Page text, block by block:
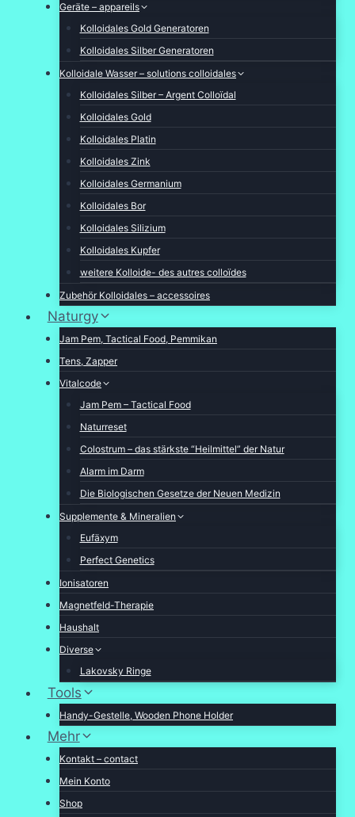
Geräte – appareils
Kolloidales Gold Generatoren
Kolloidales Silber Generatoren
Kolloidale Wasser – solutions colloidales
Kolloidales Silber – Argent Colloïdal
Kolloidales Gold
Kolloidales Platin
Kolloidales Zink
Kolloidales Germanium
Kolloidales Bor
Kolloidales Silizium
Kolloidales Kupfer
weitere Kolloide- des autres colloïdes
Zubehör Kolloidales – accessoires
Naturgy
Jam Pem, Tactical Food, Pemmikan
Tens, Zapper
Vitalcode
Jam Pem – Tactical Food
Naturreset
Colostrum – das stärkste “Heilmittel” der Natur
Alarm im Darm
Die Biologischen Gesetze der Neuen Medizin
Supplemente & Mineralien
Eufäxym
Perfect Genetics
Ionisatoren
Magnetfeld-Therapie
Haushalt
Diverse
Lakovsky Ringe
Tools
Handy-Gestelle, Wooden Phone Holder
Mehr
Kontakt – contact
Mein Konto
Shop